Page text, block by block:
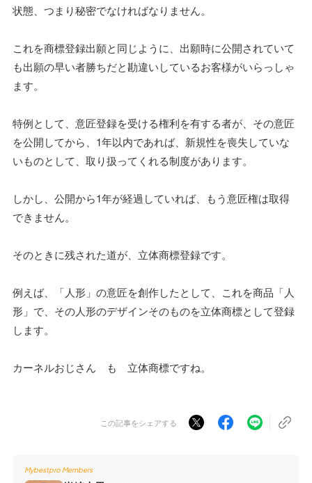
状態、つまり秘密でなければなりません。
これを商標登録出願と同じように、出願時に公開されていて
も出願の早い者勝ちだと勘違いしているお客様がいらっしゃ
ます。
特例として、意匠登録を受ける権利を有する者が、その意匠
を公開してから、1年以内であれば、新規性を喪失していな
いものとして、取り扱ってくれる制度があります。
しかし、公開から1年が経過していれば、もう意匠権は取得
できません。
そのときに残された道が、立体商標登録です。
例えば、「人形」の意匠を創作したとして、これを商品「人
形」で、その人形のデザインそのものを立体商標として登録
します。
カーネルおじさん も 立体商標ですね。
この記事をシェアする
Mybestpro Members